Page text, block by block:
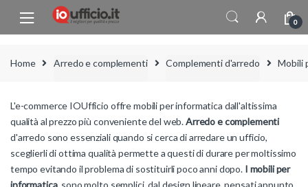
Skip to navigation
Skip to content
0
Home Arredo e complementi Complementi d'arredo Mobili
L'e-commerce IOUfficio offre mobili per informatica dall'altissima
qualità al prezzo più conveniente del web.Arredo e complementi
d'arredo sono essenziali quando si cerca di arredare un ufficio,
sceglierli di ottima qualità permette a questi di durare per moltissimo
tempo evitando il problema di sostituirli poco anni dopo. I mobili per
informatica, sono molto semplici, dal design lineare, pensati appunto